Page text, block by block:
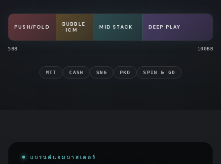
PUSH/FOLD
BUBBLE
· ICM
MID STACK DEEP PLAY
5BB 100BB
MTT CASH SNG PKO SPIN & GO
แบรนด์แอมบาสเดอร์